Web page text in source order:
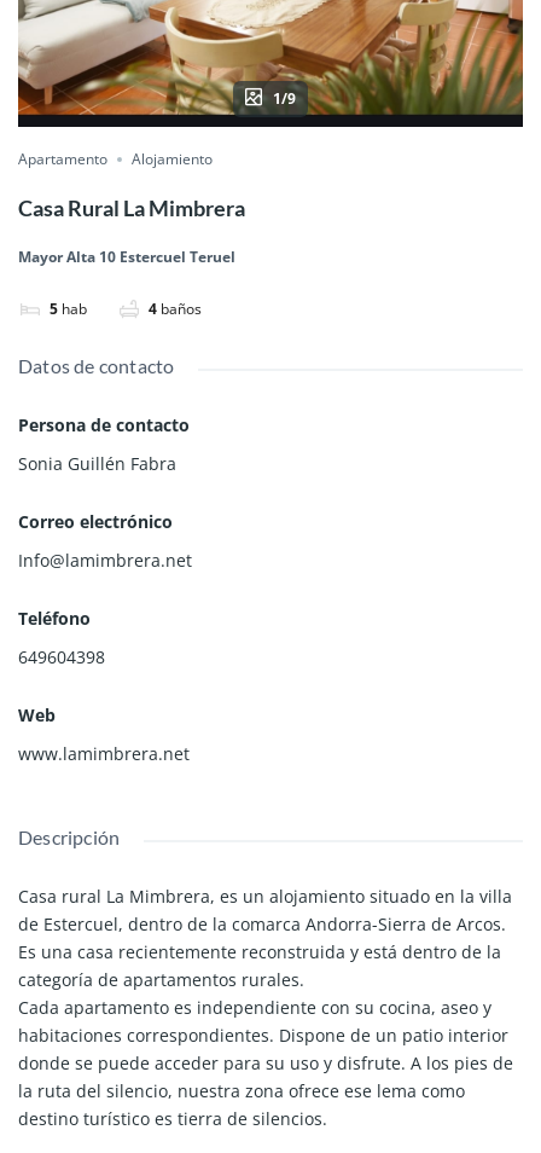
1/9
Apartamento Alojamiento
Casa Rural La Mimbrera
Mayor Alta 10 Estercuel Teruel
5 hab 4 baños
Datos de contacto
Persona de contacto
Sonia Guillén Fabra
Correo electrónico
Info@lamimbrera.net
Teléfono
649604398
Web
www.lamimbrera.net
Descripción
Casa rural La Mimbrera, es un alojamiento situado en la villa
de Estercuel, dentro de la comarca Andorra-Sierra de Arcos.
Es una casa recientemente reconstruida y está dentro de la
categoría de apartamentos rurales.
Cada apartamento es independiente con su cocina, aseo y
habitaciones correspondientes. Dispone de un patio interior
donde se puede acceder para su uso y disfrute. A los pies de
la ruta del silencio, nuestra zona ofrece ese lema como
destino turístico es tierra de silencios.